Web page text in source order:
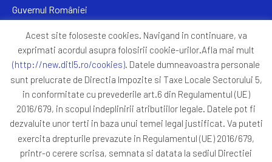
Guvernul României
Primăria Sectorul 5
ANAF
Protocoale
GDPR
Harta Site
Acest site foloseste cookies. Navigand in continuare, va
exprimati acordul asupra folosirii cookie-urilor.Afla mai mult
(http://new.ditl5.ro/cookies). Datele dumneavoastra personale
sunt prelucrate de Directia Impozite si Taxe Locale Sectorului 5,
in conformitate cu prevederile art.6 din Regulamentul (UE)
2016/679, in scopul indeplinirii atributiilor legale. Datele pot fi
dezvaluite unor terti in baza unui temei legal justificat. Va puteti
exercita drepturile prevazute in Regulamentul (UE) 2016/679,
printr-o cerere scrisa, semnata si datata la sediul Directiei